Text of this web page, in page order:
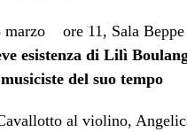
marzo ore 11, Sala
esistenza di Lilì
del suo tempo
al violino,